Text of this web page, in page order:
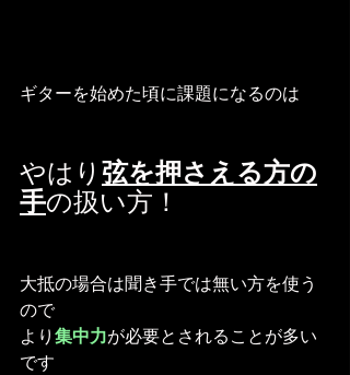
ギターを始めた頃に課題になるのは
やはり 弦を押さえる方の
手の扱い方！
大抵の場合は聞き手では無い方を使う
ので
より 集中力が必要とされることが多い
です